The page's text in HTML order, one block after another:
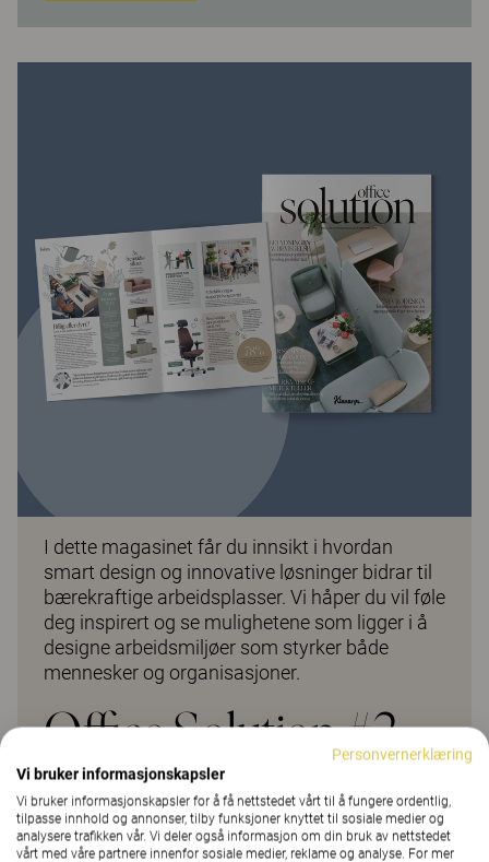
I dette magasinet får du innsikt i hvordan
smart design og innovative løsninger bidrar til
bærekraftige arbeidsplasser. Vi håper du vil føle
deg inspirert og se mulighetene som ligger i å
designe arbeidsmiljøer som styrker både
mennesker og organisasjoner.
Office Solution #2
Les bladet her
Personvernerklæring
Vi bruker informasjonskapsler
Vi bruker informasjonskapsler for å få nettstedet vårt til å fungere ordentlig,
tilpasse innhold og annonser, tilby funksjoner knyttet til sosiale medier og
analysere trafikken vår. Vi deler også informasjon om din bruk av nettstedet
vårt med våre partnere innenfor sosiale medier, reklame og analyse. For mer